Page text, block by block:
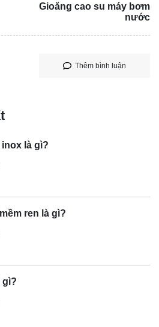
Gioăng cao su máy bơm
nước
Thêm bình luận
inox là gì?
ren là gì?
gì?